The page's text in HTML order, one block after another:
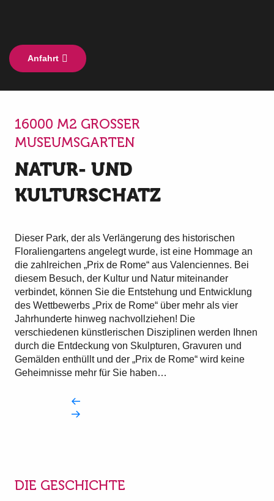
Anfahrt
16000 M2 GROSSER M
USEUMSGARTEN
NATUR- UND
KULTURSCHATZ
Dieser Park, der als Verlängerung des historischen
Floraliengartens angelegt wurde, ist eine Hommage an
die zahlreichen „Prix de Rome“ aus Valenciennes. Bei
diesem Besuch, der Kultur und Natur miteinander
verbindet, können Sie die Entstehung und Entwicklung
des Wettbewerbs „Prix de Rome“ über mehr als vier
Jahrhunderte hinweg nachvollziehen! Die
verschiedenen künstlerischen Disziplinen werden Ihnen
durch die Entdeckung von Skulpturen, Gravuren und
Gemälden enthüllt und der „Prix de Rome“ wird keine
Geheimnisse mehr für Sie haben…
DIE GESCHICHTE